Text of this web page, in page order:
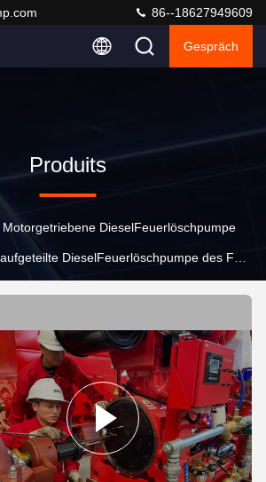
86--18627949609
Gespräch
Produits
Motorgetriebene DieselFeuerlöschpumpe
DieselFeuerlöschpumpe des Fall-